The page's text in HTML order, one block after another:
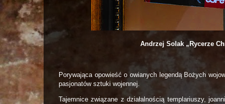
Andrzej Solak „Rycerze
Porywająca opowieść o owianych legendą Bożych
pasjonatów sztuki wojennej.
Tajemnice związane z działalnością templariuszy,